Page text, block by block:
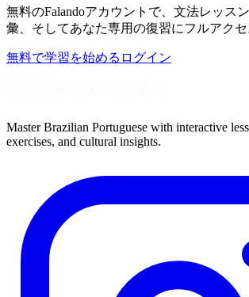
無料のFalandoアカウントで、文法レッス
彙、そしてあなた専用の復習にフルアクセ
無料で学習を始める ログイン
Master Brazilian Portuguese with interactive
exercises, and cultural insights.